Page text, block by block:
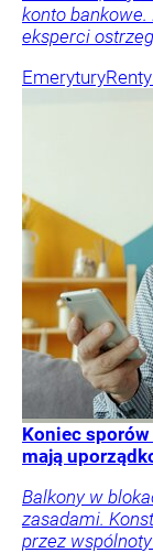
konto bankowe.
eksperci
Emerytury
Koniec
mają
Balkony w
zasadami.
przez